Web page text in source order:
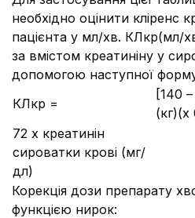
необхідно оцінити кліренс
пацієнта у мл/хв. КЛкр(мл/
за вмістом креатиніну у
допомогою наступної
КЛкр =
[140
(кг)(x
72 x креатинін
сироватки крові (мг/
дл)
Корекція дози препарату
функцією нирок: